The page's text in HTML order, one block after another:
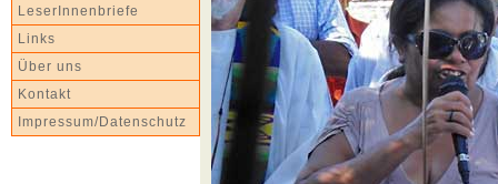
LeserInnenbriefe
Links
Über uns
Kontakt
Impressum/Datenschutz